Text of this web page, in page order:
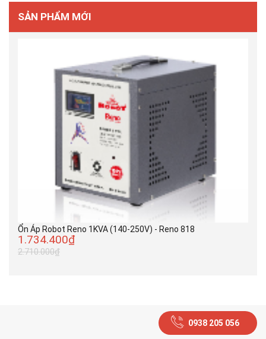
SẢN PHẨM MỚI
Ổn Áp Robot Reno 1KVA (140-250V) - Reno 818
1.734.400₫
2.710.000₫
0938 205 056